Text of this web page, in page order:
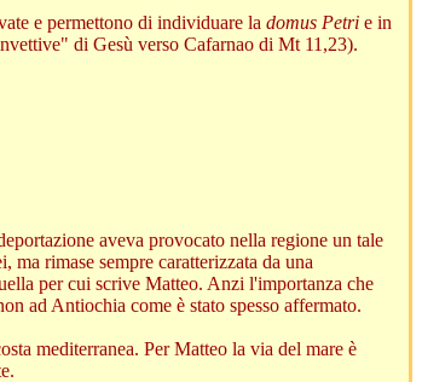
e permettono di individuare la domus Petri e in
di Gesù verso Cafarnao di Mt 11,23).
aveva provocato nella regione un tale
rimase sempre caratterizzata da una
per cui scrive Matteo. Anzi l'importanza che
ad Antiochia come è stato spesso affermato.
mediterranea. Per Matteo la via del mare è